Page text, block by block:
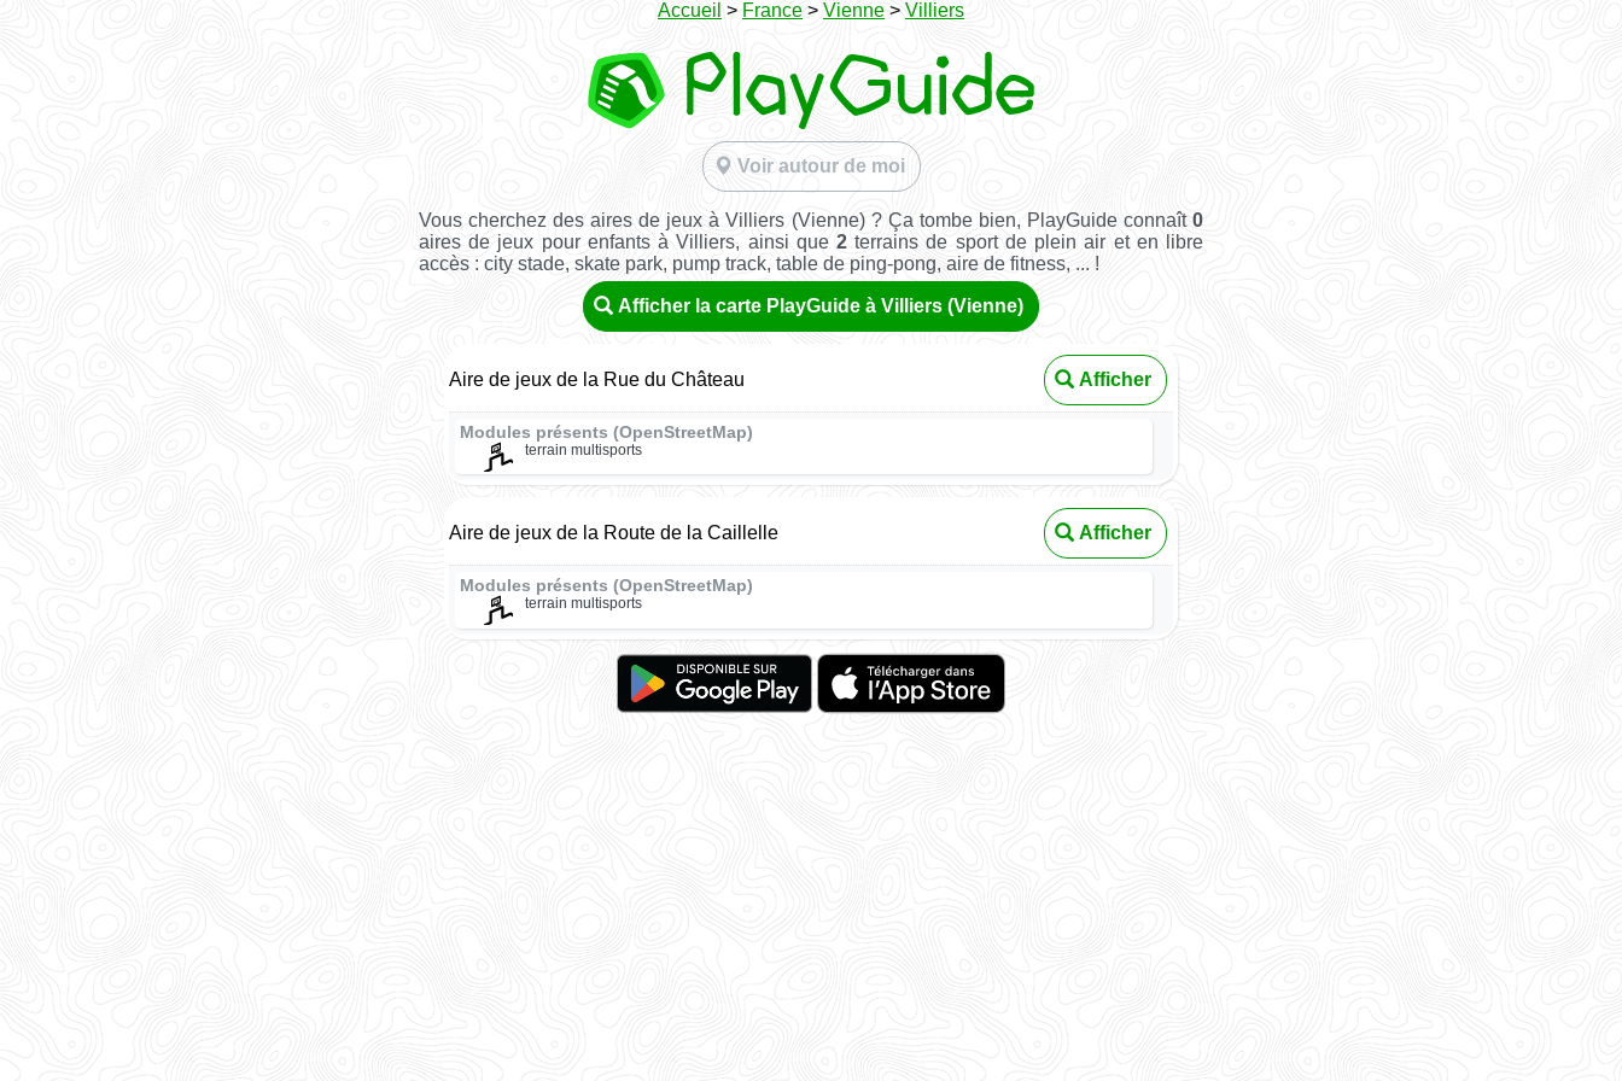
Accueil > France > Vienne > Villiers
Voir autour de moi
Vous cherchez des aires de jeux à Villiers (Vienne) ? Ça tombe bien, PlayGuide connaît 0
aires de jeux pour enfants à Villiers, ainsi que 2 terrains de sport de plein air et en libre
accès : city stade, skate park, pump track, table de ping-pong, aire de fitness, ... !
Afficher la carte PlayGuide à Villiers (Vienne)
Aire de jeux de la Rue du Château Afficher
Modules présents (OpenStreetMap)
terrain multisports
Aire de jeux de la Route de la Caillelle Afficher
Modules présents (OpenStreetMap)
terrain multisports